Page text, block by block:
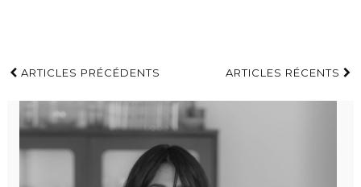
ARTICLES PRÉCÉDENTS ARTICLES RÉCENTS